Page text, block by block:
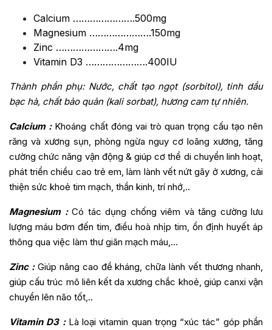
Calcium ………………….500mg
Magnesium ………………….150mg
Zinc ………………….4mg
Vitamin D3 ………………….400IU
Thành phần phụ: Nước, chất tạo ngọt (sorbitol), tinh dầu
bạc hà, chất bảo quản (kali sorbat), hương cam tự nhiên.
Calcium :Khoáng chất đóng vai trò quan trọng cấu tạo nên
răng và xương sụn, phòng ngừa nguy cơ loãng xương, tăng
cường chức năng vận động & giúp cơ thể di chuyển linh hoạt,
phát triển chiều cao trẻ em, làm lành vết nứt gãy ở xương, cải
thiện sức khoẻ tim mạch, thần kinh, trí nhớ,..
Magnesium :Có tác dụng chống viêm và tăng cường lưu
lượng máu bơm đến tim, điều hoà nhịp tim, ổn định huyết áp
thông qua việc làm thư giãn mạch máu,…
Zinc :Giúp nâng cao đề kháng, chữa lành vết thương nhanh,
giúp cấu trúc mô liên kết da xương chắc khoẻ, giúp canxi vận
chuyển lên não tốt,..
Vitamin D3 :Là loại vitamin quan trọng “xúc tác” góp phần